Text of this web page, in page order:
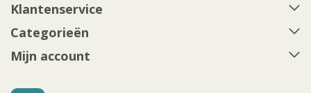
Klantenservice
Categorieën
Mijn account